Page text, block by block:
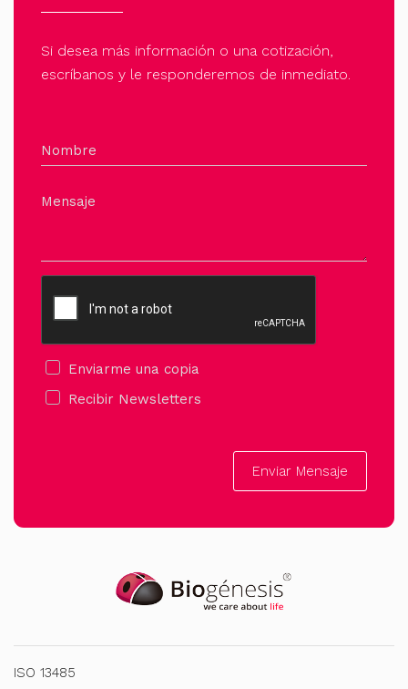
Si desea más información o una cotización,
escríbanos y le responderemos de inmediato.
Nombre
Mensaje
Enviarme una copia
Recibir Newsletters
Enviar Mensaje
ISO 13485